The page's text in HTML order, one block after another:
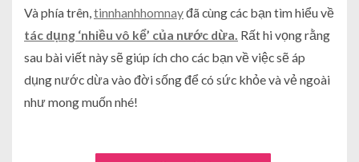
Và phía trên,tinnhanhhomnayđã cùng các bạn tìm hiểu về
tác dụng ‘nhiều vô kể’ của nước dừa. Rất hi vọng rằng
sau bài viết này sẽ giúp ích cho các bạn về việc sẽ áp
dụng nước dừa vào đời sống để có sức khỏe và vẻ ngoài
như mong muốn nhé!